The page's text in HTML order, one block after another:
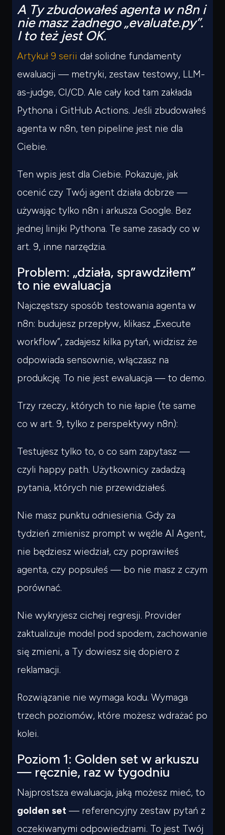
A Ty zbudowałeś agenta w n8n i
nie masz żadnego „evaluate.py”.
I to też jest OK.
Artykuł 9 serii dał solidne fundamenty
ewaluacji — metryki, zestaw testowy, LLM-
as-judge, CI/CD. Ale cały kod tam zakłada
Pythona i GitHub Actions. Jeśli zbudowałeś
agenta w n8n, ten pipeline jest nie dla
Ciebie.
Ten wpis jest dla Ciebie. Pokazuje, jak
ocenić czy Twój agent działa dobrze —
używając tylko n8n i arkusza Google. Bez
jednej linijki Pythona. Te same zasady co w
art. 9, inne narzędzia.
Problem: „działa, sprawdziłem”
to nie ewaluacja
Najczęstszy sposób testowania agenta w
n8n: budujesz przepływ, klikasz „Execute
workflow”, zadajesz kilka pytań, widzisz że
odpowiada sensownie, włączasz na
produkcję. To nie jest ewaluacja — to demo.
Trzy rzeczy, których to nie łapie (te same
co w art. 9, tylko z perspektywy n8n):
Testujesz tylko to, o co sam zapytasz —
czyli happy path. Użytkownicy zadadzą
pytania, których nie przewidziałeś.
Nie masz punktu odniesienia. Gdy za
tydzień zmienisz prompt w węźle AI Agent,
nie będziesz wiedział, czy poprawiłeś
agenta, czy popsułeś — bo nie masz z czym
porównać.
Nie wykryjesz cichej regresji. Provider
zaktualizuje model pod spodem, zachowanie
się zmieni, a Ty dowiesz się dopiero z
reklamacji.
Rozwiązanie nie wymaga kodu. Wymaga
trzech poziomów, które możesz wdrażać po
kolei.
Poziom 1: Golden set w arkuszu
— ręcznie, raz w tygodniu
Najprostsza ewaluacja, jaką możesz mieć, to
golden set — referencyjny zestaw pytań z
oczekiwanymi odpowiedziami. To jest Twój